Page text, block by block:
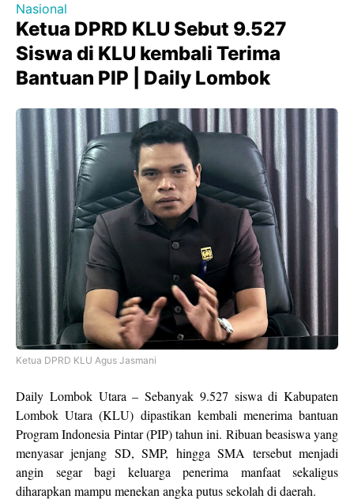
Nasional
Ketua DPRD KLU Sebut 9.527
Siswa di KLU kembali Terima
Bantuan PIP | Daily Lombok
Ketua DPRD KLU Agus Jasmani
Daily Lombok Utara – Sebanyak 9.527 siswa di Kabupaten
Lombok Utara (KLU) dipastikan kembali menerima bantuan
Program Indonesia Pintar (PIP) tahun ini. Ribuan beasiswa yang
menyasar jenjang SD, SMP, hingga SMA tersebut menjadi
angin segar bagi keluarga penerima manfaat sekaligus
diharapkan mampu menekan angka putus sekolah di daerah.